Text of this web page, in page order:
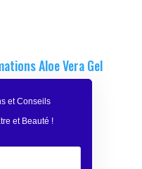
Aloe Vera Gel
et Conseils
et Beauté !